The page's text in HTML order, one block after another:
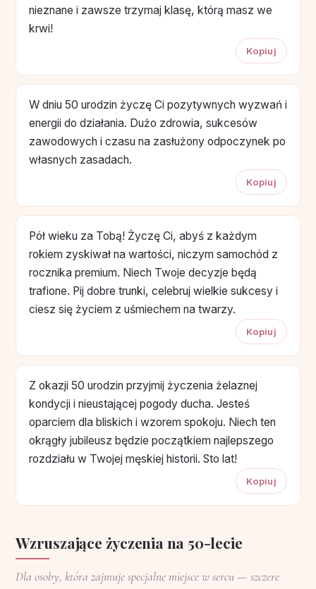
nieznane i zawsze trzymaj klasę, którą masz we
krwi!
Kopiuj
W dniu 50 urodzin życzę Ci pozytywnych wyzwań i
energii do działania. Dużo zdrowia, sukcesów
zawodowych i czasu na zasłużony odpoczynek po
własnych zasadach.
Kopiuj
Pół wieku za Tobą! Życzę Ci, abyś z każdym
rokiem zyskiwał na wartości, niczym samochód z
rocznika premium. Niech Twoje decyzje będą
trafione. Pij dobre trunki, celebruj wielkie sukcesy i
ciesz się życiem z uśmiechem na twarzy.
Kopiuj
Z okazji 50 urodzin przyjmij życzenia żelaznej
kondycji i nieustającej pogody ducha. Jesteś
oparciem dla bliskich i wzorem spokoju. Niech ten
okrągły jubileusz będzie początkiem najlepszego
rozdziału w Twojej męskiej historii. Sto lat!
Kopiuj
Wzruszające życzenia na 50-lecie
Dla osoby, która zajmuje specjalne miejsce w sercu — szczere